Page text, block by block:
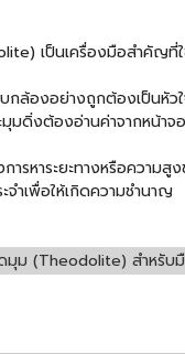
เป็นเครื่องมือสำคัญที่
กล้องอย่างถูกต้องเป็นหัว
มดิ่งต้องอ่านค่าจากหน้าจ
ารหาระยะทางหรือความสู
จำเพื่อให้เกิดความชำนาญ
มุม (Theodolite) สำหรับ